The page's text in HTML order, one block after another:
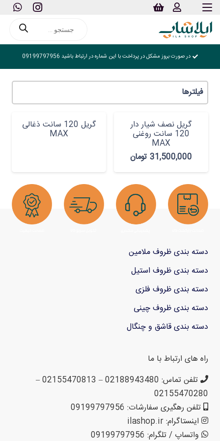
search
در صورت بروز مشکل در پرداخت با این شماره در ارتباط باشید 09199797956
فیلترها
گریل نصف شیار دار
120 سانت روغنی
MAX
31,500,000 تومان
گریل 120 سانت ذغالی
MAX
دسته بندی ظروف ملامین
دسته بندی ظروف استیل
دسته بندی ظروف فلزی
دسته بندی ظروف چینی
دسته بندی قاشق و چنگال
راه های ارتباط با ما
تلفن تماس: 02188943480 – 02155470813 –
02155470280
تلفن رهگیری سفارشات: 09199797956
اینستاگرام: ilashop.ir
واتساپ / تلگرام: 09199797956